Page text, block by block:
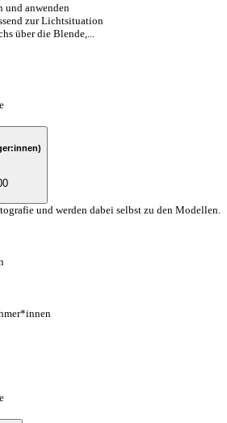
und anwenden
zur Lichtsituation
über die Blende,...
und werden dabei selbst zu den Modellen.